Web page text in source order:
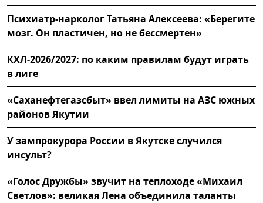
Психиатр-нарколог Татьяна Алексеева: «Берегите
мозг. Он пластичен, но не бессмертен»
КХЛ-2026/2027: по каким правилам будут играть
в лиге
«Саханефтегазсбыт» ввел лимиты на АЗС южных
районов Якутии
У зампрокурора России в Якутске случился
инсульт?
«Голос Дружбы» звучит на теплоходе «Михаил
Светлов»: великая Лена объединила таланты